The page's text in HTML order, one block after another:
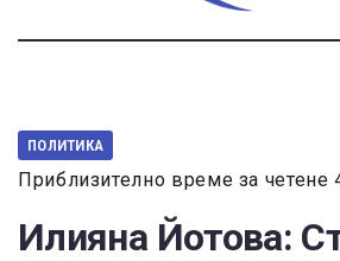
ПОЛИТИКА
Приблизително време за четене
Илияна Йотова: